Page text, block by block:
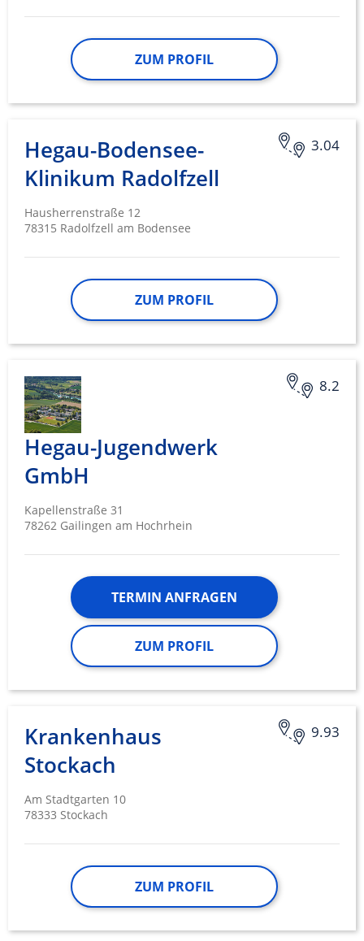
ZUM PROFIL
3.04
Hegau-Bodensee-
Klinikum Radolfzell
Hausherrenstraße 12
78315 Radolfzell am Bodensee
ZUM PROFIL
8.2
Hegau-Jugendwerk
GmbH
Kapellenstraße 31
78262 Gailingen am Hochrhein
TERMIN ANFRAGEN
ZUM PROFIL
9.93
Krankenhaus
Stockach
Am Stadtgarten 10
78333 Stockach
ZUM PROFIL